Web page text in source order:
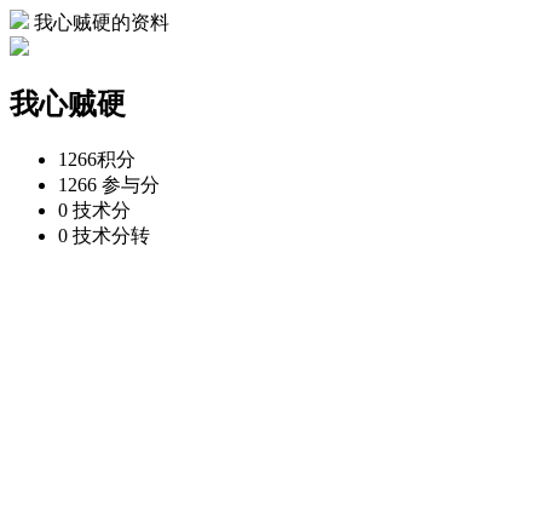
我心贼硬的资料
我心贼硬
1266积分
1266 参与分
0 技术分
0 技术分转